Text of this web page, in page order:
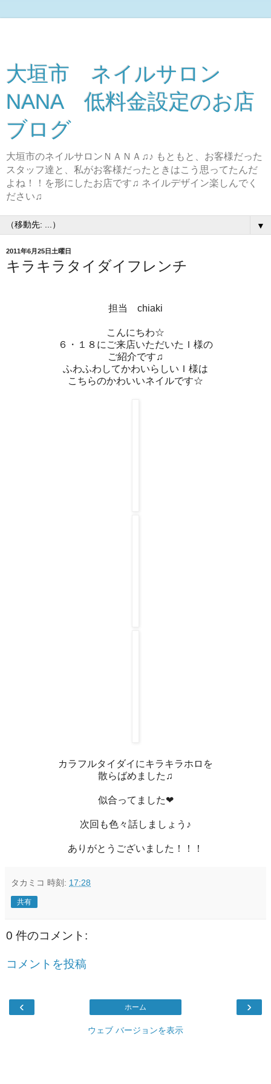
大垣市 ネイルサロン
NANA 低料金設定のお店
ブログ
大垣市のネイルサロンＮＡＮＡ♫♪ もともと、お客様だった
スタッフ達と、私がお客様だったときはこう思ってたんだ
よね！！を形にしたお店です♫ ネイルデザイン楽しんでく
ださい♫
▼
2011年6月25日土曜日
キラキラタイダイフレンチ
担当 chiaki
こんにちわ☆
６・１８にご来店いただいたＩ様の
ご紹介です♫
ふわふわしてかわいらしいＩ様は
こちらのかわいいネイルです☆
カラフルタイダイにキラキラホロを
散らばめました♫
似合ってました❤
次回も色々話しましょう♪
ありがとうございました！！！
タカミコ 時刻: 17:28
共有
0 件のコメント:
コメントを投稿
‹ ›
ホーム
ウェブ バージョンを表示